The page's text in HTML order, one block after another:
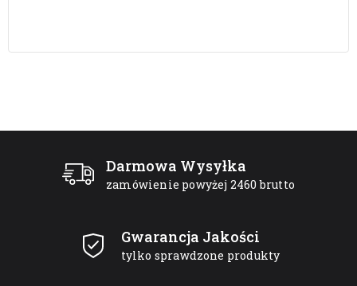
Darmowa Wysyłka
zamówienie powyżej 2460 brutto
Gwarancja Jakości
tylko sprawdzone produkty